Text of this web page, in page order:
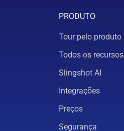
PRODUTO
Tour pelo produto
Todos os recursos
Slingshot AI
Integrações
Preços
Segurança